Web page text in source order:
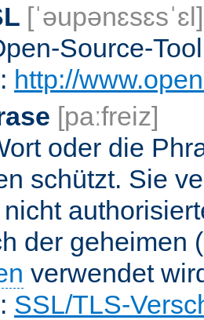
[ˈəupənɛsɛsˈɛl]
Source-
http://
[paːfreiz]
oder die
schützt. Sie
der geheimen
verwendet
SSL/TLS-